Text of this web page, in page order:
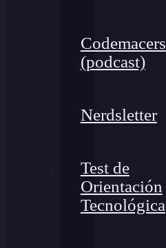
Codemacers
(podcast)
Nerdsletter
Test de
Orientación
Tecnológica